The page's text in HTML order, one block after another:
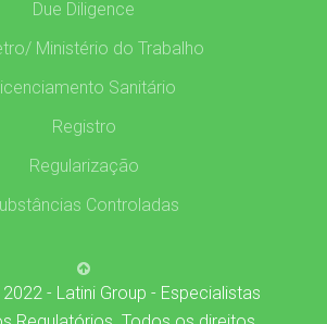
Due Diligence
Ministério do Trabalho
Sanitário
Registro
Regularização
Controladas
- Latini Group - Especialistas